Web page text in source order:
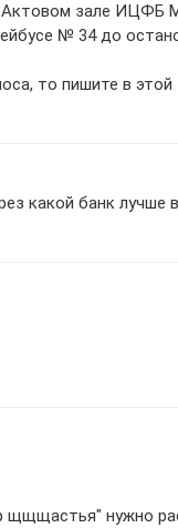
зале ИЦФБ
№ 34 до
то пишите в
какой банк лучше
нужно